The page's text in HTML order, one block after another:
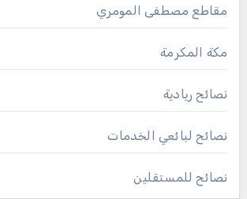
مقاطع مصطفى المومري
مكة المكرمة
نصائح ريادية
نصائح لبائعي الخدمات
نصائح للمستقلين